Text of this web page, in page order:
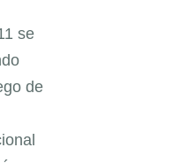
se
de